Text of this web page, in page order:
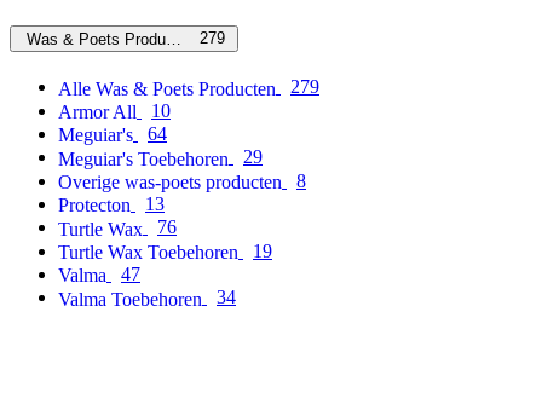
Was & Poets Producten 279
Alle Was & Poets Producten
279
Armor All
10
Meguiar's
64
Meguiar's Toebehoren
29
Overige was-poets producten
8
Protecton
13
Turtle Wax
76
Turtle Wax Toebehoren
19
Valma
47
Valma Toebehoren
34